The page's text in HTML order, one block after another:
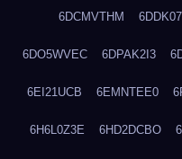
6DCMVTHM
6DO5WVEC 6DPAK2I3
6EI21UCB 6EMNTEE0
6H6L0Z3E 6HD2DCBO